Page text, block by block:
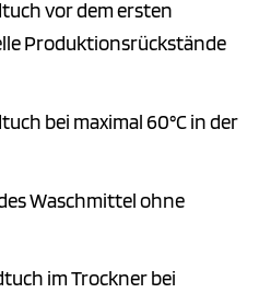
vor dem ersten
Produktionsrückstände
bei maximal 60°C in der
Waschmittel ohne
im Trockner bei